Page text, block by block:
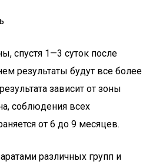
спустя 1—3 суток после
результаты будут все более
зависит от зоны
соблюдения всех
от 6 до 9 месяцев.
различных групп и